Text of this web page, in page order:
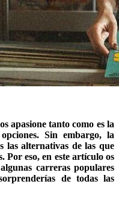
apasione tanto como es la
Sin embargo, la
las alternativas de las que
Por eso, en este artículo os
carreras populares
de todas las